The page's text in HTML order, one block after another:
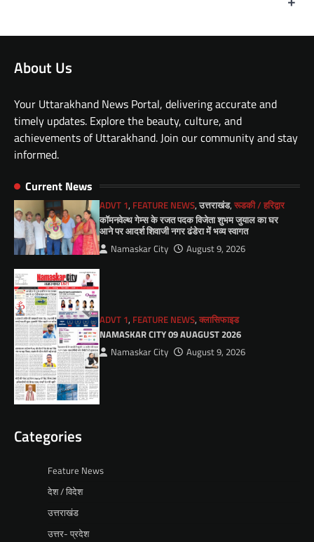
About Us
Your Uttarakhand News Portal, delivering accurate and
timely updates. Explore the beauty, culture, and
achievements of Uttarakhand. Join our community and stay
informed.
Current News
ADVT 1, FEATURE NEWS,उत्तराखंड,रूडकी / हरिद्वार
कॉमनवेल्थ गेम्स के रजत पदक विजेता शुभम जुयाल का घर
आने पर आदर्श शिवाजी नगर ढंडेरा में भव्य स्वागत
Namaskar City August 9, 2026
ADVT 1, FEATURE NEWS,क्लासिफाइड
NAMASKAR CITY 09 AUAGUST 2026
Namaskar City August 9, 2026
Categories
Feature News
देश / विदेश
उत्तराखंड
उत्तर- प्रदेश